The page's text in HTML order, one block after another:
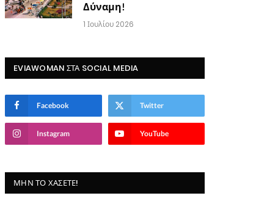
Δύναμη!
1 Ιουλίου 2026
EVIAWOMAN ΣΤΑ SOCIAL MEDIA
Facebook Twitter
Instagram YouTube
ΜΗΝ ΤΟ ΧΆΣΕΤΕ!